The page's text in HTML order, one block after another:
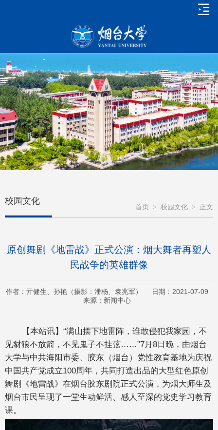
校园文化
首页 > 校园文化 > 正文
原创舞剧《地雷战》正式公演：烟大舞者再塑人
民战争的英雄群像
作者：亓健生、孙艳（摄影：潘杨、袁兆军） 日期：2021-07-09
来源：新闻中心
【本站讯】“满山摆下地雷阵，谁敢侵犯我家园，不
见豺狼不放箭，不见鬼子不挂弦……”7月8日晚，由烟台
大学与中共海阳市委、胶东（烟台）党性教育基地为庆祝
中国共产党成立100周年，共同打造出品的大型红色原创
舞剧《地雷战》在烟台胶东剧院正式公演，为烟大师生及
烟台市民呈现了一堂生动鲜活、感人至深的党史学习教育
课。